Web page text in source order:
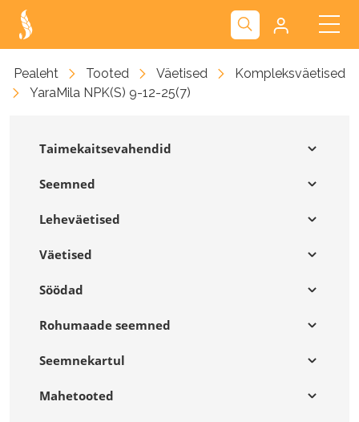
Kliendiportaal
Nova
Pealeht Tooted Väetised
Kompleksväetised
YaraMila NPK(S) 9-12-25(7)
Taimekaitsevahendid
Seemned
Leheväetised
Väetised
Söödad
Rohumaade seemned
Seemnekartul
Mahetooted